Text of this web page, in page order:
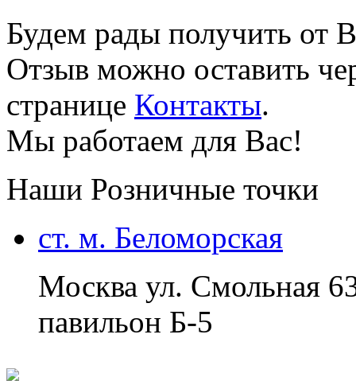
Будем рады получить от
Отзыв можно оставить
странице Контакты.
Мы работаем для Вас!
Наши Розничные точки
ст. м. Беломорская
Москва ул. Смольная
павильон Б-5